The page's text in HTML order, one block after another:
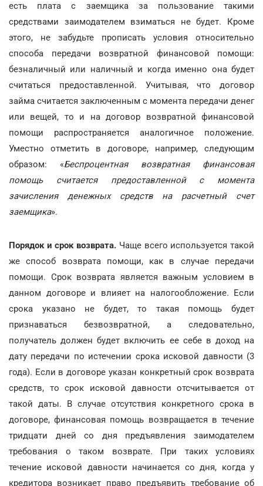
есть плата с заемщика за пользование такими
средствами заимодателем взиматься не будет. Кроме
этого, не забудьте прописать условия относительно
способа передачи возвратной финансовой помощи:
безналичный или наличный и когда именно она будет
считаться предоставленной. Учитывая, что договор
займа считается заключенным с момента передачи денег
или вещей, то и на договор возвратной финансовой
помощи распространяется аналогичное положение.
Уместно отметить в договоре, например, следующим
образом: «Беспроцентная возвратная финансовая
помощь считается предоставленной с момента
зачисления денежных средств на расчетный счет
заемщика».
Порядок и срок возврата. Чаще всего используется такой
же способ возврата помощи, как в случае передачи
помощи. Срок возврата является важным условием в
данном договоре и влияет на налогообложение. Если
срока указано не будет, то такая помощь будет
признаваться безвозвратной, а следовательно,
получатель должен будет включить ее себе в доход на
дату передачи по истечении срока исковой давности (3
года). Если в договоре указан конкретный срок возврата
средств, то срок исковой давности отсчитывается от
такой даты. В случае отсутствия конкретного срока в
договоре, финансовая помощь возвращается в течение
тридцати дней со дня предъявления заимодателем
требования о таком возврате. При таких условиях
течение исковой давности начинается со дня, когда у
кредитора возникает право предъявить требование об